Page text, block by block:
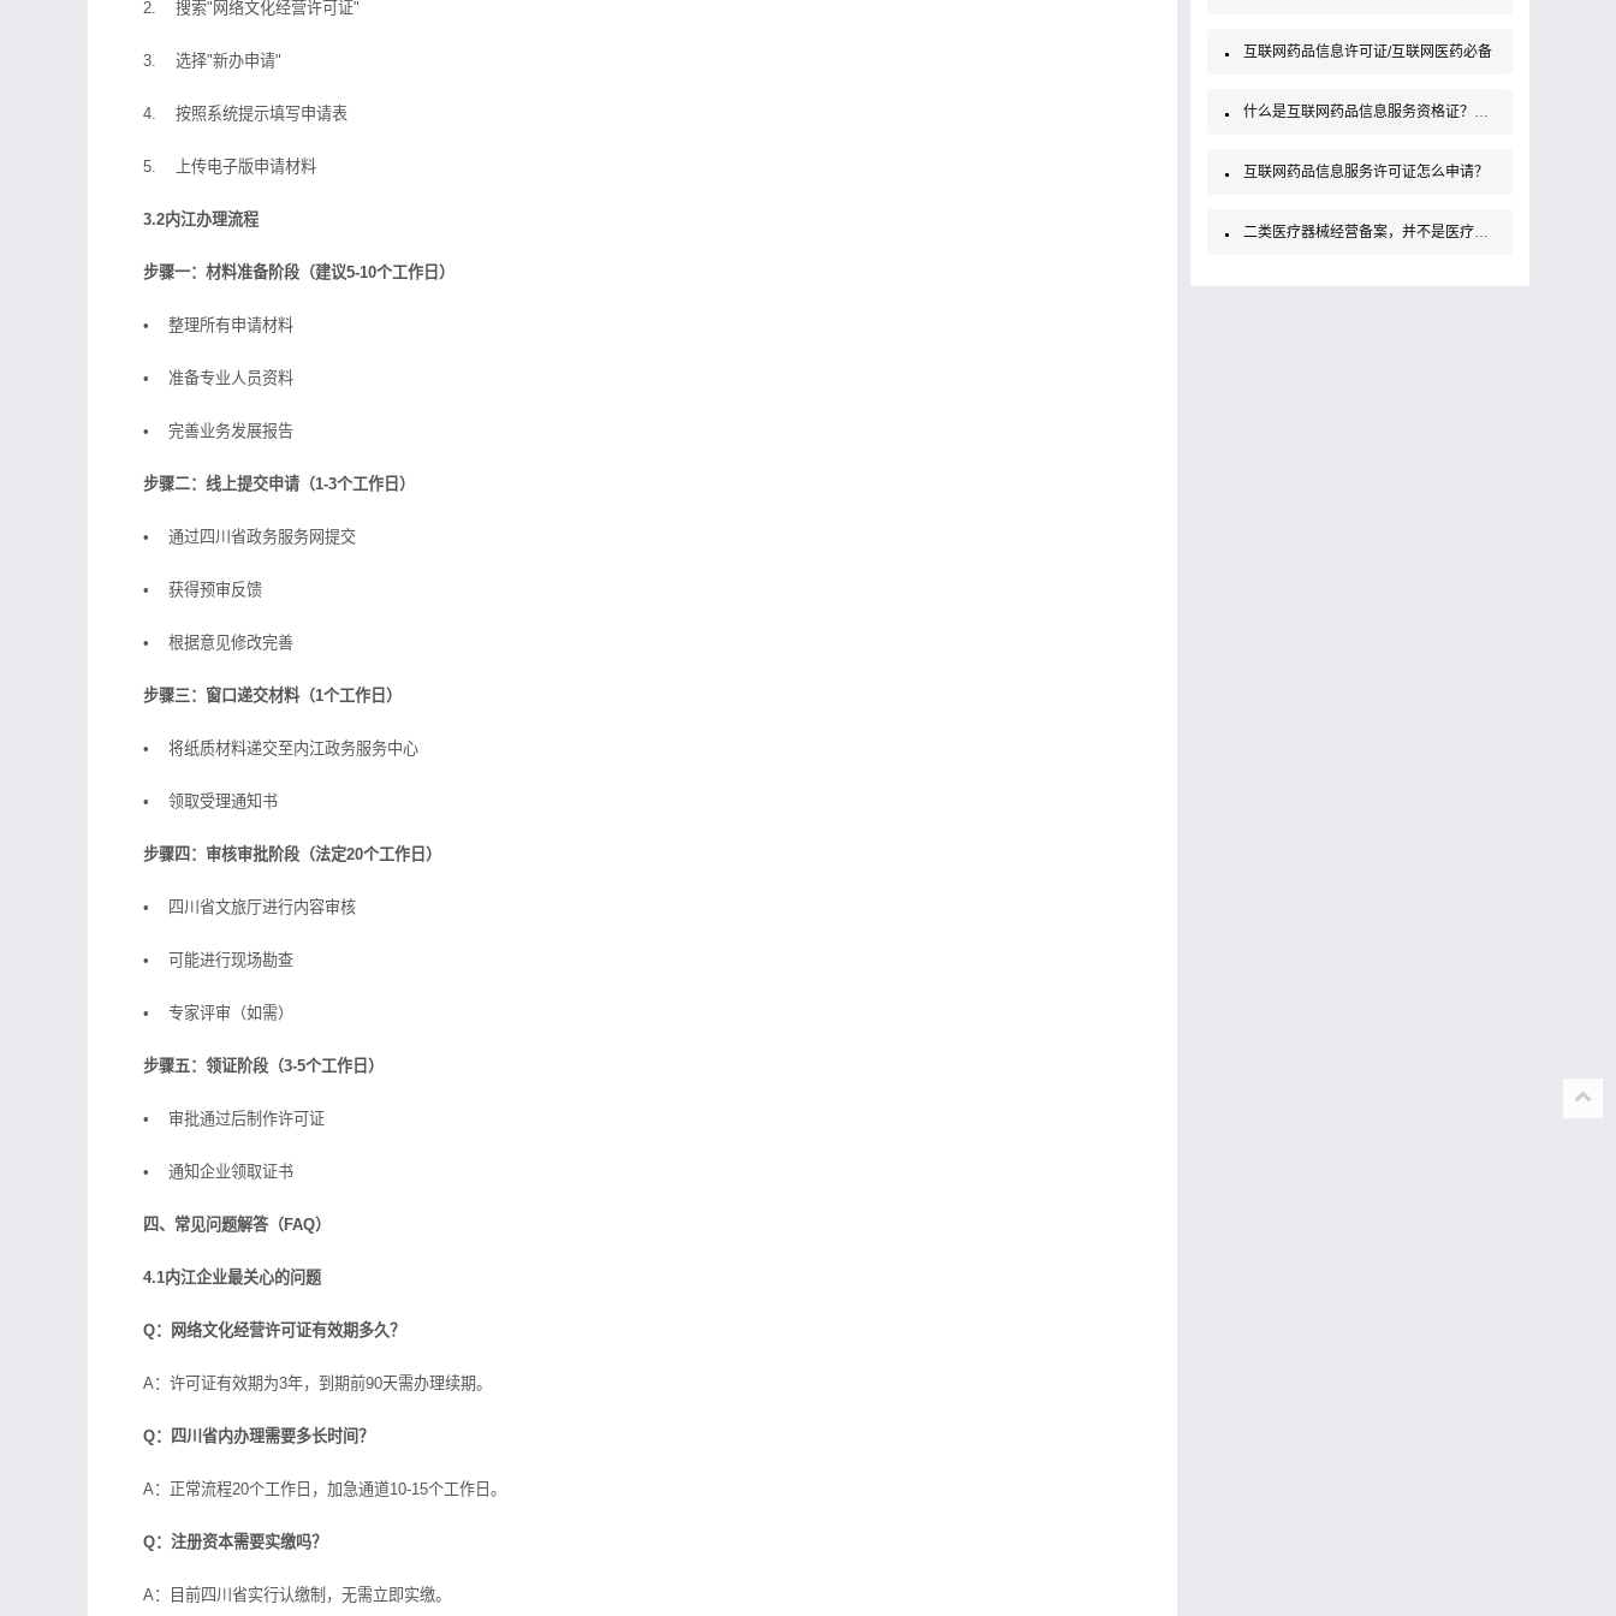
2. 搜索"网络文化经营许可证"
3. 选择"新办申请"
4. 按照系统提示填写申请表
5. 上传电子版申请材料
3.2内江办理流程
步骤一：材料准备阶段（建议5-10个工作日）
• 整理所有申请材料
• 准备专业人员资料
• 完善业务发展报告
步骤二：线上提交申请（1-3个工作日）
• 通过四川省政务服务网提交
• 获得预审反馈
• 根据意见修改完善
步骤三：窗口递交材料（1个工作日）
• 将纸质材料递交至内江政务服务中心
• 领取受理通知书
步骤四：审核审批阶段（法定20个工作日）
• 四川省文旅厅进行内容审核
• 可能进行现场勘查
• 专家评审（如需）
步骤五：领证阶段（3-5个工作日）
• 审批通过后制作许可证
• 通知企业领取证书
四、常见问题解答（FAQ）
4.1内江企业最关心的问题
Q：网络文化经营许可证有效期多久？
A：许可证有效期为3年，到期前90天需办理续期。
Q：四川省内办理需要多长时间？
A：正常流程20个工作日，加急通道10-15个工作日。
Q：注册资本需要实缴吗？
A：目前四川省实行认缴制，无需立即实缴。
互联网药品信息许可证/互联网医药必备
什么是互联网药品信息服务资格证？如何办理？
互联网药品信息服务许可证怎么申请？
二类医疗器械经营备案，并不是医疗器械经营许可证！大家要知道哦！